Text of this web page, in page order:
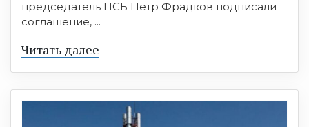
председатель ПСБ Пётр Фрадков подписали
соглашение, ...
Читать далее